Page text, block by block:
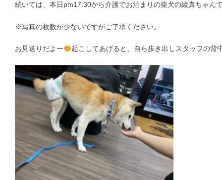
続いては、本日pm17:30から介護でお泊まりの柴犬の綾真ちゃん
※写真の枚数が少ないですがご了承ください。
お見送りだよー 起こしてあげると、自ら歩き出しスタッフの背